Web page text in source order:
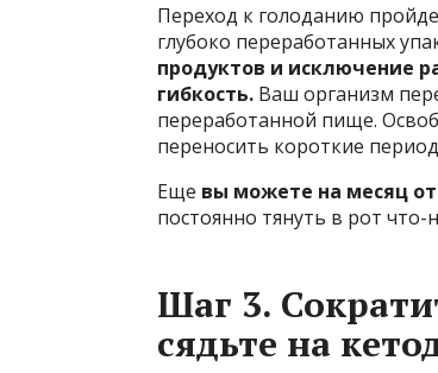
Переход к голоданию
глубоко переработанных
продуктов и исключение
гибкость. Ваш организм
переработанной пище.
переносить короткие
Еще вы можете на месяц
постоянно тянуть в рот что-
Шаг 3.
сядьте на